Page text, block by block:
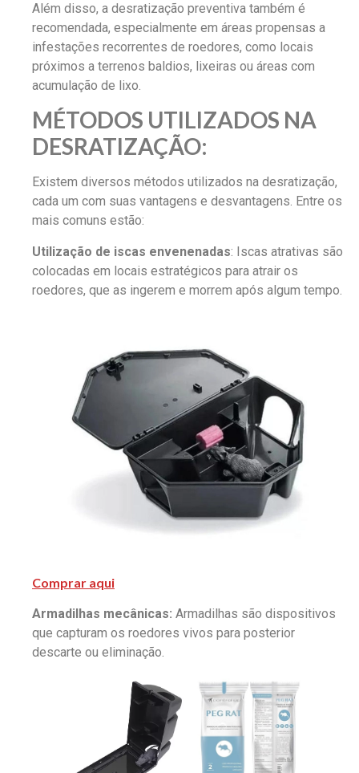
Além disso, a desratização preventiva também é
recomendada, especialmente em áreas propensas a
infestações recorrentes de roedores, como locais
próximos a terrenos baldios, lixeiras ou áreas com
acumulação de lixo.
MÉTODOS UTILIZADOS NA
DESRATIZAÇÃO:
Existem diversos métodos utilizados na desratização,
cada um com suas vantagens e desvantagens. Entre os
mais comuns estão:
Utilização de iscas envenenadas: Iscas atrativas são
colocadas em locais estratégicos para atrair os
roedores, que as ingerem e morrem após algum tempo.
Comprar aqui
Armadilhas mecânicas: Armadilhas são dispositivos
que capturam os roedores vivos para posterior
descarte ou eliminação.